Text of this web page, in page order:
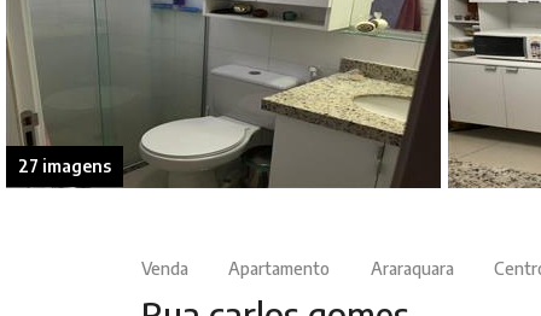
27 imagens
Venda Apartamento Araraquara